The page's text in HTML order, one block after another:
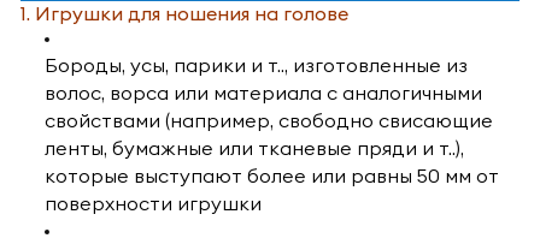
1. Игрушки для ношения на голове
Бороды, усы, парики и т.., изготовленные из
волос, ворса или материала с аналогичными
свойствами (например, свободно свисающие
ленты, бумажные или тканевые пряди и т..),
которые выступают более или равны 50 мм от
поверхности игрушки